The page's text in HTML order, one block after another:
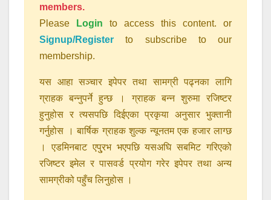
members.
Please
Login to access this content. or
Signup/Register to subscribe to our
membership.
यस आहा सञ्चार इपेपर तथा सामग्री पढ्नका लागि
ग्राहक बन्नुपर्ने हुन्छ । ग्राहक बन्न शुरुमा रजिष्टर
हुनुहोस र त्यसपछि दिईएका प्रकृया अनुसार भुक्तानी
गर्नुहोस । बार्षिक ग्राहक शुल्क न्यूनतम एक हजार लाग्छ
। एडमिनबाट एपु्रभ भएपछि यसअघि सबमिट गरिएको
रजिष्टर इमेल र पासवर्ड प्रयोग गरेर इपेपर तथा अन्य
सामग्रीको पहुँच लिनुहोस ।